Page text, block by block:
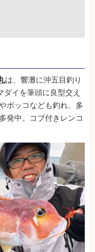
は、響灘に沖五目釣り
イを筆頭に良型交え
ボッコなども釣れ、多
発中。コブ付きレンコ